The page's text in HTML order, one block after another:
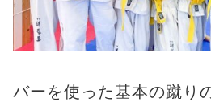
バーを使った基本の蹴り